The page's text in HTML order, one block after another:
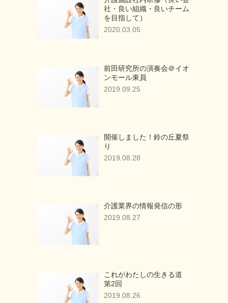
社・良い組織・良いチーム
を目指して）
2020.03.05
前田研究所の演奏会＠イオ
ンモール東員
2019.09.25
開催しました！鈴の丘夏祭
り
2019.08.28
介護業界の情報発信の形
2019.08.27
これがわたしの生きる道
第2回
2019.08.26